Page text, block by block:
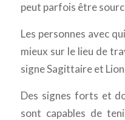
peut parfois être
Les personnes avec
mieux sur le lieu de
signe Sagittaire et
Des signes forts et
sont capables de